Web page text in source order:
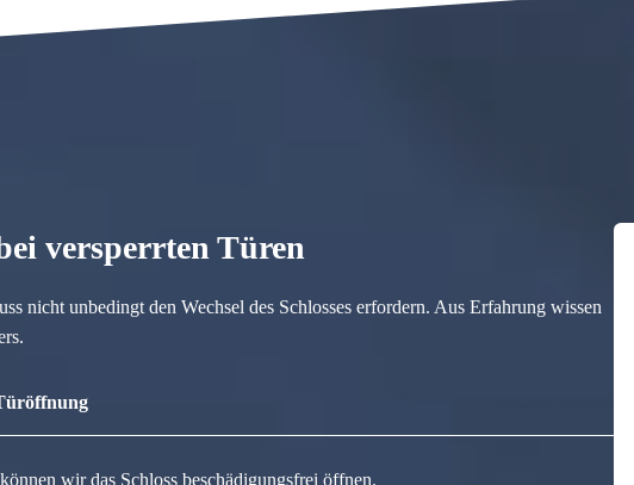
versperrten Türen
nicht unbedingt den Wechsel des Schlosses erfordern. Aus Erfahrung wissen
wir das Schloss beschädigungsfrei öffnen.